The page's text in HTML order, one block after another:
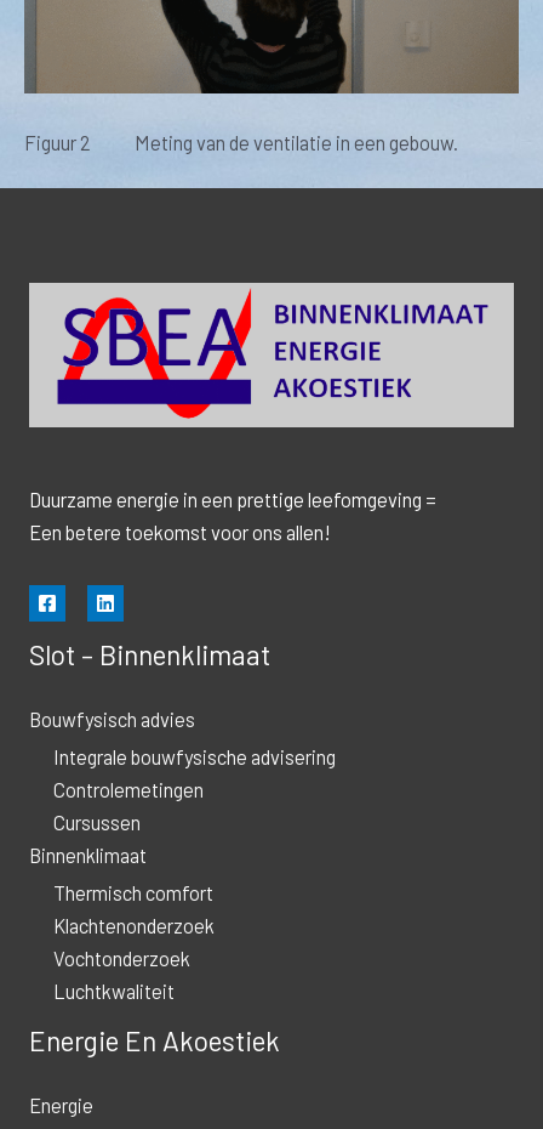
Figuur 2 Meting van de ventilatie in een gebouw.
Duurzame energie in een prettige leefomgeving =
Een betere toekomst voor ons allen!
Slot – Binnenklimaat
Bouwfysisch advies
Integrale bouwfysische advisering
Controlemetingen
Cursussen
Binnenklimaat
Thermisch comfort
Klachtenonderzoek
Vochtonderzoek
Luchtkwaliteit
Energie En Akoestiek
Energie